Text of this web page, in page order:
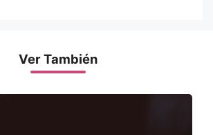
Ver También